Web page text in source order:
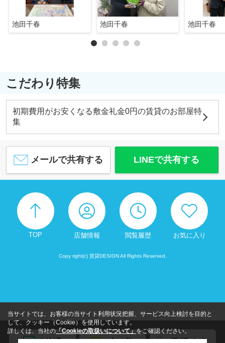
池田千春 池田千春 池田千春
こだわり特集
初期費用がお安くなる敷金礼金0円の賃貸のお部屋特
集
メールで共有する LINEで共有する
TOP 店舗情報 閲覧履歴 お気に入り
Copy right(c) 賃貸DESIGN All Rights Reserved.
当サイトでは、お客様の当サイト利用状況把握、サービス向上検討を目的と
して、クッキー（Cookie）を使用しています。
詳しくは、当社の 「Cookieの取扱いについて」 をご確認ください。